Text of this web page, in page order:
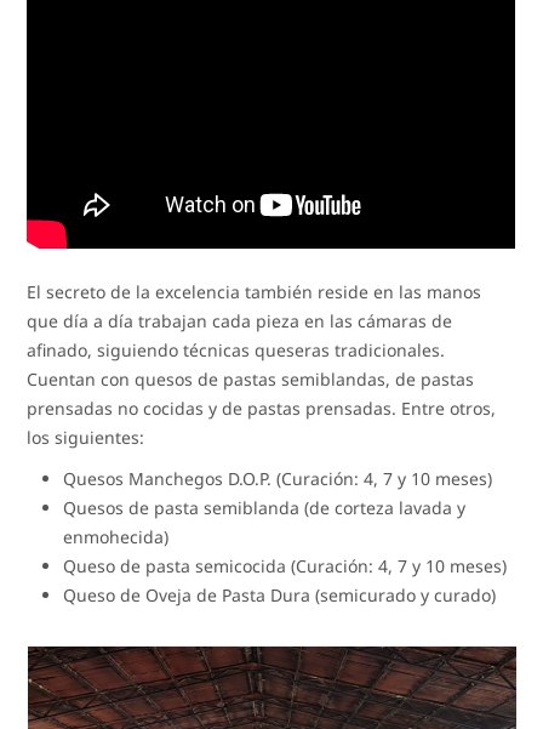
El secreto de la excelencia también reside en las manos
que día a día trabajan cada pieza en las cámaras de
afinado, siguiendo técnicas queseras tradicionales.
Cuentan con quesos de pastas semiblandas, de pastas
prensadas no cocidas y de pastas prensadas. Entre otros,
los siguientes:
Quesos Manchegos D.O.P. (Curación: 4, 7 y 10 meses)
Quesos de pasta semiblanda (de corteza lavada y
enmohecida)
Queso de pasta semicocida (Curación: 4, 7 y 10 meses)
Queso de Oveja de Pasta Dura (semicurado y curado)